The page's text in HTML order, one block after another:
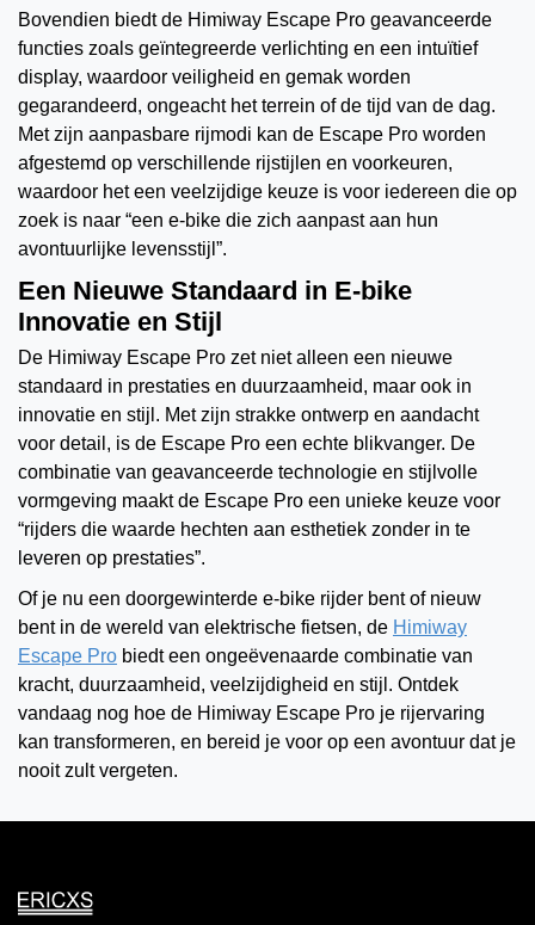
Bovendien biedt de Himiway Escape Pro geavanceerde
functies zoals geïntegreerde verlichting en een intuïtief
display, waardoor veiligheid en gemak worden
gegarandeerd, ongeacht het terrein of de tijd van de dag.
Met zijn aanpasbare rijmodi kan de Escape Pro worden
afgestemd op verschillende rijstijlen en voorkeuren,
waardoor het een veelzijdige keuze is voor iedereen die op
zoek is naar “een e-bike die zich aanpast aan hun
avontuurlijke levensstijl”.
Een Nieuwe Standaard in E-bike
Innovatie en Stijl
De Himiway Escape Pro zet niet alleen een nieuwe
standaard in prestaties en duurzaamheid, maar ook in
innovatie en stijl. Met zijn strakke ontwerp en aandacht
voor detail, is de Escape Pro een echte blikvanger. De
combinatie van geavanceerde technologie en stijlvolle
vormgeving maakt de Escape Pro een unieke keuze voor
“rijders die waarde hechten aan esthetiek zonder in te
leveren op prestaties”.
Of je nu een doorgewinterde e-bike rijder bent of nieuw
bent in de wereld van elektrische fietsen, de Himiway
Escape Pro biedt een ongeëvenaarde combinatie van
kracht, duurzaamheid, veelzijdigheid en stijl. Ontdek
vandaag nog hoe de Himiway Escape Pro je rijervaring
kan transformeren, en bereid je voor op een avontuur dat je
nooit zult vergeten.